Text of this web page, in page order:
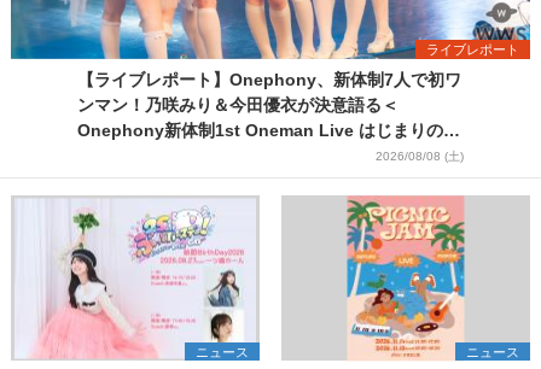
ライブレポート
【ライブレポート】Onephony、新体制7人で初ワ
ンマン！乃咲みり＆今田優衣が決意語る＜
Onephony新体制1st Oneman Live はじまりの夏
2026/08/08 (土)
ニュース ニュース